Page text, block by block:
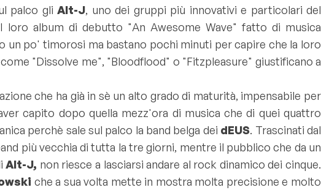
palco gli Alt-J, uno dei gruppi più innovativi e particolari del
loro album di debutto "An Awesome Wave" fatto di musica
un po' timorosi ma bastano pochi minuti per capire che la loro
"Dissolve me", "Bloodflood" o "Fitzpleasure" giustificano a
che ha già in sè un alto grado di maturità, impensabile per
capito dopo quella mezz'ora di musica che di quei quattro
perchè sale sul palco la band belga dei dEUS. Trascinati dal
più vecchia di tutta la tre giorni, mentre il pubblico che da un
Alt-J, non riesce a lasciarsi andare al rock dinamico dei cinque.
che a sua volta mette in mostra molta precisione e molto